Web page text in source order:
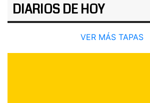
DIARIOS DE HOY
VER MÁS TAPAS